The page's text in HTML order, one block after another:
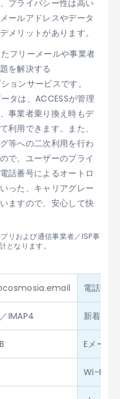
プライバシー性は高い
ールアドレスやデータ
メリットがあります。
フリーメールや事業者
を解決する
ョンサービスです。
タは、ACCESSが管理
事業者乗り換え時もデ
利用できます。また、
等への二次利用を行わ
で、ユーザーのプライ
話番号によるオートロ
った、キャリアグレー
ますので、安心して快
リおよび通信事業者／ISP事
となります。
電話番
IMAP4 新着メ
Eメール
Wi-Fi送